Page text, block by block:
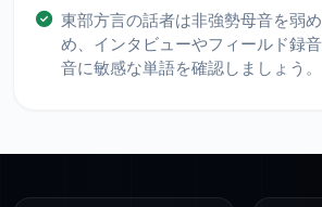
東部方言の話者は非強勢母音を弱
め、インタビューやフィールド録
音に敏感な単語を確認しましょう。